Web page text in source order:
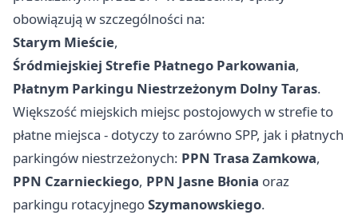
obowiązują w szczególności na:
Starym Mieście,
Śródmiejskiej Strefie Płatnego Parkowania,
Płatnym Parkingu Niestrzeżonym Dolny Taras.
Większość miejskich miejsc postojowych w strefie to
płatne miejsca - dotyczy to zarówno SPP, jak i płatnych
parkingów niestrzeżonych: PPN Trasa Zamkowa,
PPN Czarnieckiego, PPN Jasne Błonia oraz
parkingu rotacyjnegoSzymanowskiego.